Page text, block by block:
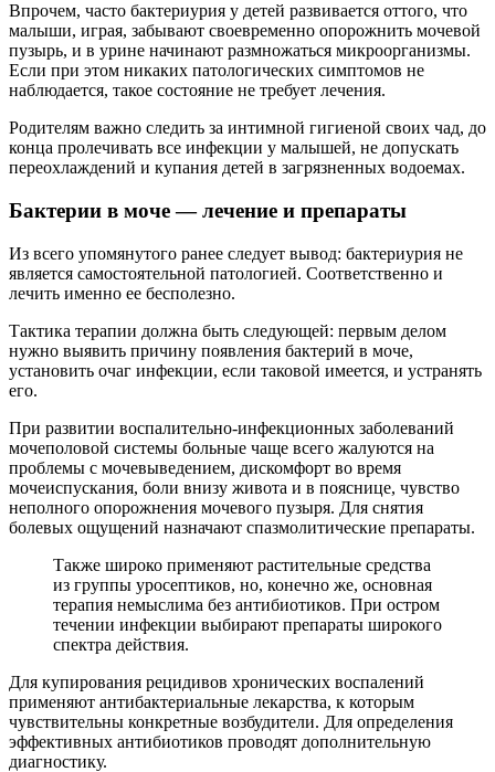
Впрочем, часто бактериурия у детей развивается оттого, что
малыши, играя, забывают своевременно опорожнить мочевой
пузырь, и в урине начинают размножаться микроорганизмы.
Если при этом никаких патологических симптомов не
наблюдается, такое состояние не требует лечения.
Родителям важно следить за интимной гигиеной своих чад, до
конца пролечивать все инфекции у малышей, не допускать
переохлаждений и купания детей в загрязненных водоемах.
Бактерии в моче — лечение и препараты
Из всего упомянутого ранее следует вывод: бактериурия не
является самостоятельной патологией. Соответственно и
лечить именно ее бесполезно.
Тактика терапии должна быть следующей: первым делом
нужно выявить причину появления бактерий в моче,
установить очаг инфекции, если таковой имеется, и устранять
его.
При развитии воспалительно-инфекционных заболеваний
мочеполовой системы больные чаще всего жалуются на
проблемы с мочевыведением, дискомфорт во время
мочеиспускания, боли внизу живота и в пояснице, чувство
неполного опорожнения мочевого пузыря. Для снятия
болевых ощущений назначают спазмолитические препараты.
Также широко применяют растительные средства
из группы уросептиков, но, конечно же, основная
терапия немыслима без антибиотиков. При остром
течении инфекции выбирают препараты широкого
спектра действия.
Для купирования рецидивов хронических воспалений
применяют антибактериальные лекарства, к которым
чувствительны конкретные возбудители. Для определения
эффективных антибиотиков проводят дополнительную
диагностику.